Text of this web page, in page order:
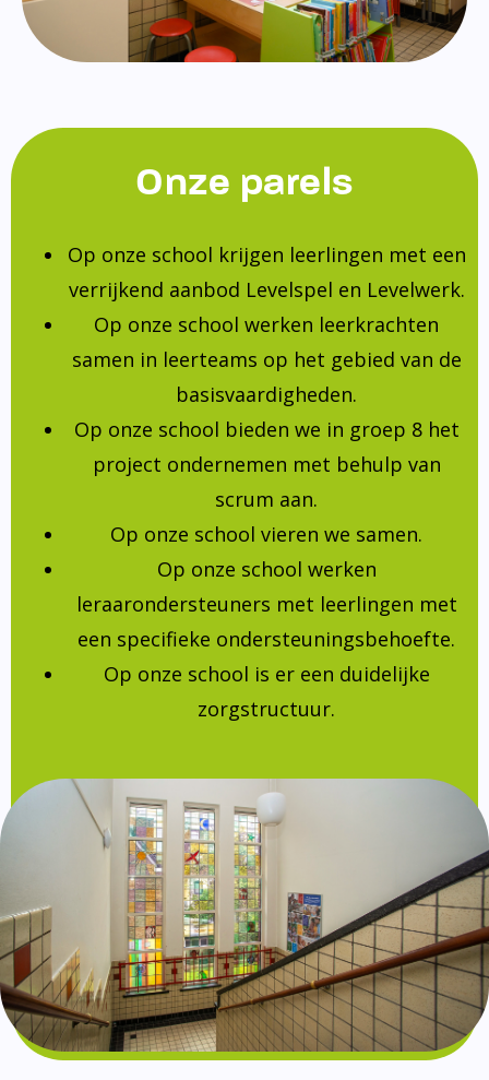
Onze parels
Op onze school krijgen leerlingen met een
verrijkend aanbod Levelspel en Levelwerk.
Op onze school werken leerkrachten
samen in leerteams op het gebied van de
basisvaardigheden.
Op onze school bieden we in groep 8 het
project ondernemen met behulp van
scrum aan.
Op onze school vieren we samen.
Op onze school werken
leraarondersteuners met leerlingen met
een specifieke ondersteuningsbehoefte.
Op onze school is er een duidelijke
zorgstructuur.